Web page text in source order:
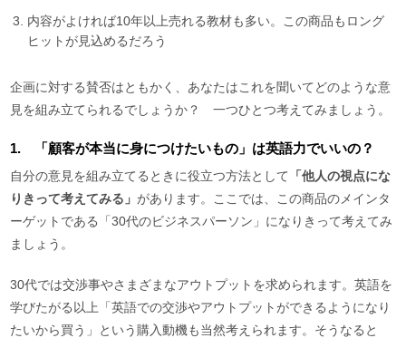
内容がよければ10年以上売れる教材も多い。この商品もロング
ヒットが見込めるだろう
企画に対する賛否はともかく、あなたはこれを聞いてどのような意
見を組み立てられるでしょうか？ 一つひとつ考えてみましょう。
1. 「顧客が本当に身につけたいもの」は英語力でいいの？
自分の意見を組み立てるときに役立つ方法として
「他人の視点にな
りきって考えてみる」 があります。ここでは、この商品のメインタ
ーゲットである「30代のビジネスパーソン」になりきって考えてみ
ましょう。
30代では交渉事やさまざまなアウトプットを求められます。英語を
学びたがる以上「英語での交渉やアウトプットができるようになり
たいから買う」という購入動機も当然考えられます。そうなると